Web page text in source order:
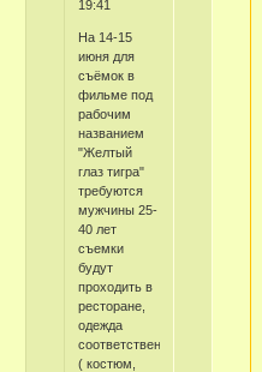
19:41
На 14-15
июня для
съёмок в
фильме под
рабочим
названием
"Желтый
глаз тигра"
требуются
мужчины 25-
40 лет
съемки
будут
проходить в
ресторане,
одежда
соответственно
( костюм,